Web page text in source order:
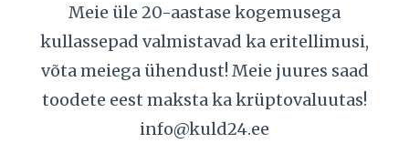
Meie üle 20-aastase kogemusega
kullassepad valmistavad ka eritellimusi,
võta meiega ühendust! Meie juures saad
toodete eest maksta ka krüptovaluutas!
info@kuld24.ee